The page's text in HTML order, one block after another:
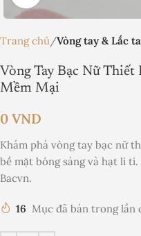
Trang chủ Vòng tay & Lắc
Vòng Tay Bạc Nữ
Mềm Mại
0 VND
Khám phá vòng tay bạc nữ
bề mặt bóng sáng và hạt li
Bacvn.
16 Mục đã bán trong lần